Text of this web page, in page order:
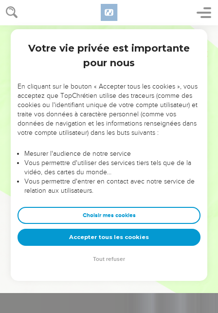
NE MANQUEZ PAS L’ÉVÉNEMENT
DE L’ANNÉE !
ET SI LEURS ERREURS POUVAIENT VOUS ÉVITER LES
VOTRES ?
leur foi ou leur vision. Mais on voit moins les doutes, les erreurs
et les saisons difficiles qu'ils ont traversés, alors même que ce
sont elles qui les ont façonnés.
Dans cette conférence, leaders, entrepreneurs, et responsables
clés pour avancer avec plus de sagesse afin que leurs erreurs
deviennent vos tremplins. Que vous guidiez un ministère, une
équipe, un groupe ou une famille, leur expérience est faite
pour vous.
Votre vie privée est importante
pour nous
En cliquant sur le bouton « Accepter tous les cookies », vous
acceptez que TopChrétien utilise des traceurs (comme des
cookies ou l'identifiant unique de votre compte utilisateur) et
traite vos données à caractère personnel (comme vos
données de navigation et les informations renseignées dans
votre compte utilisateur) dans les buts suivants :
Mesurer l'audience de notre service
Vous permettre d'utiliser des services tiers tels que de la
vidéo, des cartes du monde…
Vous permettre d'entrer en contact avec notre service de
relation aux utilisateurs.
Choisir mes cookies
Accepter tous les cookies
Tout refuser